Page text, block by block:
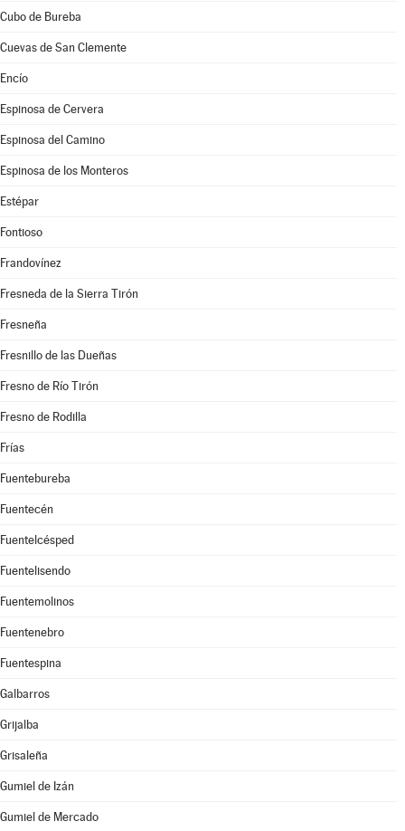
Cubo de Bureba
Cuevas de San Clemente
Encío
Espinosa de Cervera
Espinosa del Camino
Espinosa de los Monteros
Estépar
Fontioso
Frandovínez
Fresneda de la Sierra Tirón
Fresneña
Fresnillo de las Dueñas
Fresno de Río Tirón
Fresno de Rodilla
Frías
Fuentebureba
Fuentecén
Fuentelcésped
Fuentelisendo
Fuentemolinos
Fuentenebro
Fuentespina
Galbarros
Grijalba
Grisaleña
Gumiel de Izán
Gumiel de Mercado